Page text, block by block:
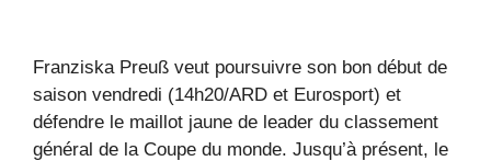
Franziska Preuß veut poursuivre son bon début de
saison vendredi (14h20/ARD et Eurosport) et
défendre le maillot jaune de leader du classement
général de la Coupe du monde. Jusqu’à présent, le